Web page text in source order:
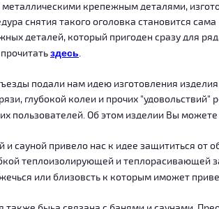
крепежным деталями,
снятия такого оголовка становится
деталей, который пригоден сразу для
здесь.
подали нам идею изготовления
глубокой колеи и прочих
пользователей. Об этом изделии Вы
привело нас к идее защититься от
теплоизолирующей и теплорасивающей
или близовсть к которым иможет